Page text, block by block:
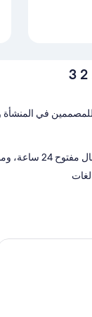
ومصعد
مثل قائمة الوسائد
هيثرو